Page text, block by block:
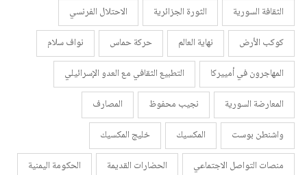
الثقافة السورية
الثورة الجزائرية
الاحتلال الفرنسي
كوكب الأرض
نهاية العالم حركة حماس
نواف سلام
المهاجرون في أمييركا
التطبيع الثقافي مع العدو الإسرائيلي
المعارضة السورية
نجيب محفوظ
المصارف
واشنطن بوست
المكسيك
خليج المكسيك
منصات التواصل الاجتماعي
الحضارات القديمة
الحكومة اليمنية